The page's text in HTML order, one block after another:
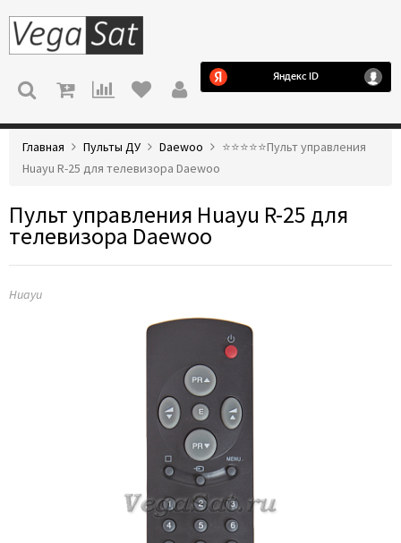
МЕНЮ
Главная Пульты ДУ Daewoo
⭐️⭐️⭐️⭐️⭐️Пульт управления
Huayu R-25 для телевизора Daewoo
Пульт управления Huayu R-25 для
телевизора Daewoo
Huayu